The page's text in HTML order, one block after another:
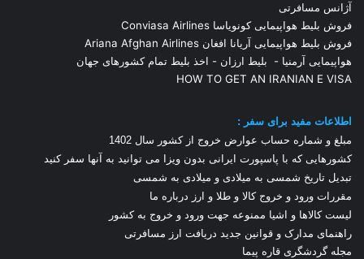
آژانس مسافرتی
فروش بلیط هواپیمایی کونویاسا Conviasa Airlines
فروش بلیط هواپیمایی آریانا افغان Ariana Afghan Airlines
هواپیمایی آرمنیا - بلیط ارزان - اخذ بلیط تمام کشورهای جهان
HOW TO GET AN IRANIAN E VISA
اطلاعات مفید برای سفر :
مبلغ و شماره حساب عوارض خروج از کشور سال 1 402
کشورهایی که با پاسپورت ایرانی بدون ویزا می توانید به آنها سفر کنید
تبدیل تاریخ شمسی به میلادی و میلادی به شمسی
مقررات ورود و خروج کالا و طلا و ارز درباره ما
لیست کالاها و اشیا ممنوعه جهت ورود و خروج به کشور
راهنمای مدارک و قوانین جدید دریافت ارز مسافرتی
مجله گردشگری قاره پیما